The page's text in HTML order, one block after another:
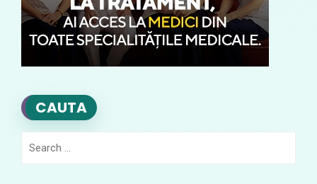
CAUTA